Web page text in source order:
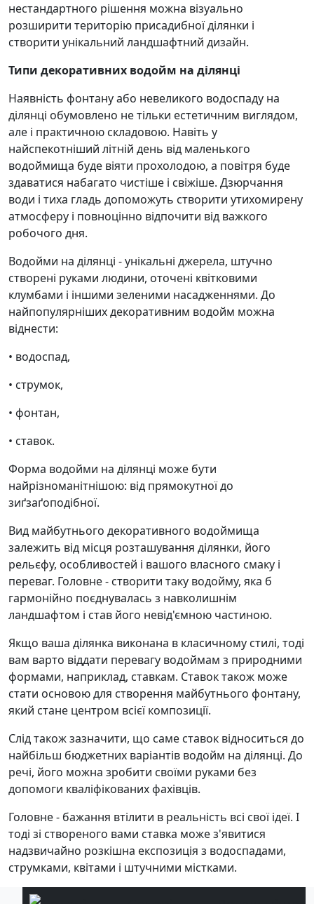
нестандартного рішення можна візуально
розширити територію присадибної ділянки і
створити унікальний ландшафтний дизайн.
Типи декоративних водойм на ділянці
Наявність фонтану або невеликого водоспаду на
ділянці обумовлено не тільки естетичним виглядом,
але і практичною складовою. Навіть у
найспекотніший літній день від маленького
водоймища буде віяти прохолодою, а повітря буде
здаватися набагато чистіше і свіжіше. Дзюрчання
води і тиха гладь допоможуть створити утихомирену
атмосферу і повноцінно відпочити від важкого
робочого дня.
Водойми на ділянці - унікальні джерела, штучно
створені руками людини, оточені квітковими
клумбами і іншими зеленими насадженнями. До
найпопулярніших декоративним водойм можна
віднести:
• водоспад,
• струмок,
• фонтан,
• ставок.
Форма водойми на ділянці може бути
найрізноманітнішою: від прямокутної до
зиґзаґоподібної.
Вид майбутнього декоративного водоймища
залежить від місця розташування ділянки, його
рельєфу, особливостей і вашого власного смаку і
переваг. Головне - створити таку водойму, яка б
гармонійно поєднувалась з навколишнім
ландшафтом і став його невід'ємною частиною.
Якщо ваша ділянка виконана в класичному стилі, тоді
вам варто віддати перевагу водоймам з природними
формами, наприклад, ставкам. Ставок також може
стати основою для створення майбутнього фонтану,
який стане центром всієї композиції.
Слід також зазначити, що саме ставок відноситься до
найбільш бюджетних варіантів водойм на ділянці. До
речі, його можна зробити своїми руками без
допомоги кваліфікованих фахівців.
Головне - бажання втілити в реальність всі свої ідеї. І
тоді зі створеного вами ставка може з'явитися
надзвичайно розкішна експозиція з водоспадами,
струмками, квітами і штучними містками.